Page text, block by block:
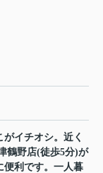
がイチオシ。近く
鶴野店(徒歩5分)が
便利です。一人暮